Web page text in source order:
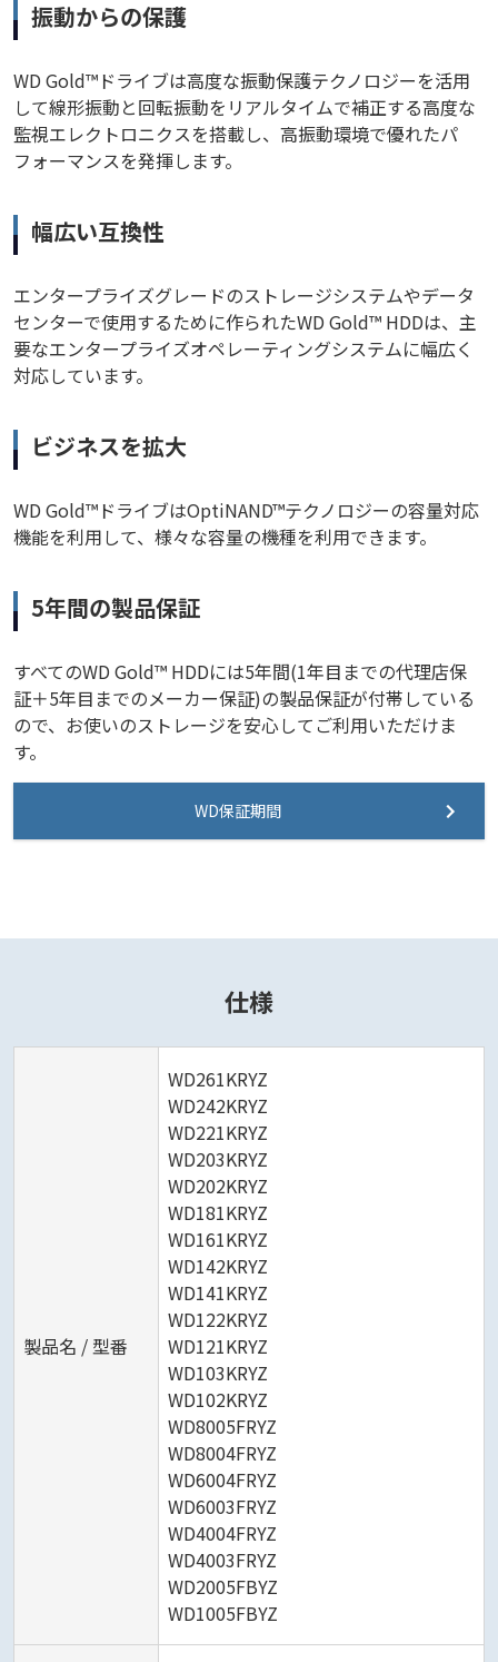
振動からの保護
WD Gold™ドライブは高度な振動保護テクノロジーを活用
して線形振動と回転振動をリアルタイムで補正する高度な
監視エレクトロニクスを搭載し、高振動環境で優れたパ
フォーマンスを発揮します。
幅広い互換性
エンタープライズグレードのストレージシステムやデータ
センターで使用するために作られたWD Gold™ HDDは、主
要なエンタープライズオペレーティングシステムに幅広く
対応しています。
ビジネスを拡大
WD Gold™ドライブはOptiNAND™テクノロジーの容量対応
機能を利用して、様々な容量の機種を利用できます。
5年間の製品保証
すべてのWD Gold™ HDDには5年間(1年目までの代理店保
証＋5年目までのメーカー保証)の製品保証が付帯している
ので、お使いのストレージを安心してご利用いただけま
す。
WD保証期間
仕様
製品名 / 型番
WD261KRYZ
WD242KRYZ
WD221KRYZ
WD203KRYZ
WD202KRYZ
WD181KRYZ
WD161KRYZ
WD142KRYZ
WD141KRYZ
WD122KRYZ
WD121KRYZ
WD103KRYZ
WD102KRYZ
WD8005FRYZ
WD8004FRYZ
WD6004FRYZ
WD6003FRYZ
WD4004FRYZ
WD4003FRYZ
WD2005FBYZ
WD1005FBYZ